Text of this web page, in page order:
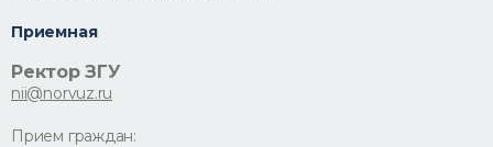
Приемная
Ректор ЗГУ
nii@norvuz.ru
Прием граждан: